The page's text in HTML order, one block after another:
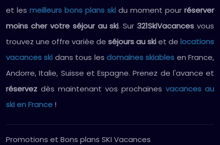
et les meilleurs bons plans ski du moment pour réserver
moins cher votre séjour au ski. Sur321SkiVacances vous
trouvez une offre variée de séjours au skiet de locations
vacances ski dans tous les domaines skiables en France,
Andorre, Italie, Suisse et Espagne. Prenez de l'avance et
réservez dès maintenant vos prochaines vacances au
ski en France !
Promotions et Bons plans SKI Vacances